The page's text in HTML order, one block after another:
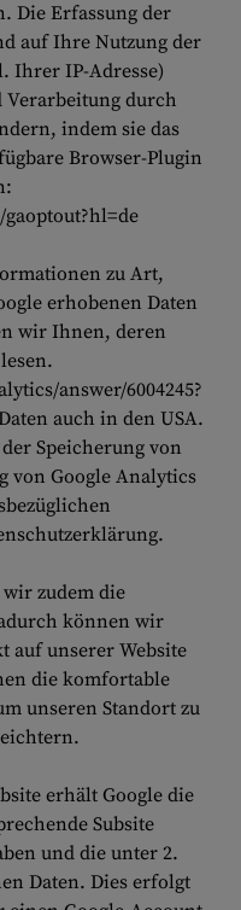
Die Erfassung der
auf Ihre Nutzung der
Ihrer IP-Adresse)
durch
indem sie das
Browser-Plugin
zu Art,
erhobenen Daten
wir Ihnen, deren
answer/6004245?
auch in den USA.
Speicherung von
von Google Analytics
zudem die
können wir
auf unserer Website
die komfortable
unseren Standort zu
erhält Google die
Subsite
und die unter 2.
Daten. Dies erfolgt